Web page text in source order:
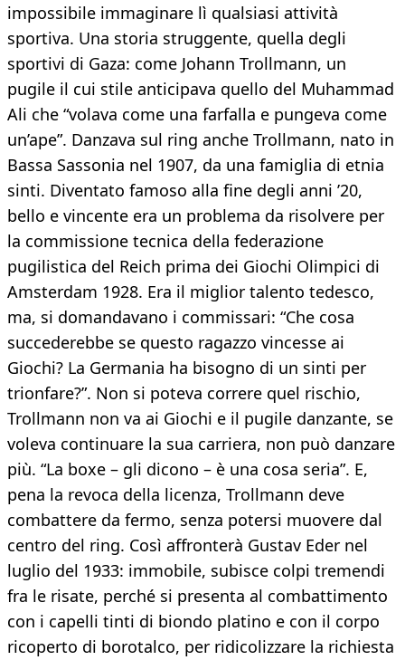
impossibile immaginare lì qualsiasi attività
sportiva. Una storia struggente, quella degli
sportivi di Gaza: come Johann Trollmann, un
pugile il cui stile anticipava quello del Muhammad
Ali che “volava come una farfalla e pungeva come
un’ape”. Danzava sul ring anche Trollmann, nato in
Bassa Sassonia nel 1907, da una famiglia di etnia
sinti. Diventato famoso alla fine degli anni ’20,
bello e vincente era un problema da risolvere per
la commissione tecnica della federazione
pugilistica del Reich prima dei Giochi Olimpici di
Amsterdam 1928. Era il miglior talento tedesco,
ma, si domandavano i commissari: “Che cosa
succederebbe se questo ragazzo vincesse ai
Giochi? La Germania ha bisogno di un sinti per
trionfare?”. Non si poteva correre quel rischio,
Trollmann non va ai Giochi e il pugile danzante, se
voleva continuare la sua carriera, non può danzare
più. “La boxe – gli dicono – è una cosa seria”. E,
pena la revoca della licenza, Trollmann deve
combattere da fermo, senza potersi muovere dal
centro del ring. Così affronterà Gustav Eder nel
luglio del 1933: immobile, subisce colpi tremendi
fra le risate, perché si presenta al combattimento
con i capelli tinti di biondo platino e con il corpo
ricoperto di borotalco, per ridicolizzare la richiesta